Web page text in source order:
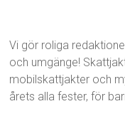
Vi gör roliga
och umgänge!
mobilskattjakter och
årets alla fester, för